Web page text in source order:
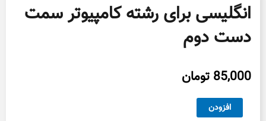
انگلیسی برای رشته کامپیوتر سمت
دست دوم
85,000 تومان
انگلیسی
برای
افزودن